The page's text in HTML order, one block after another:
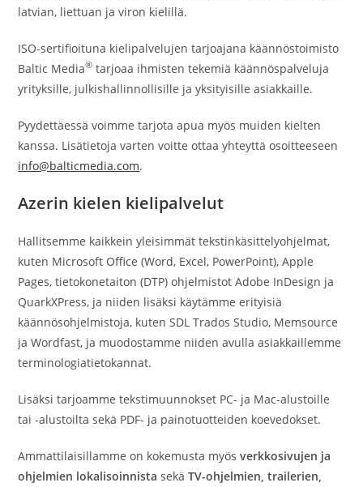
latvian, liettuan ja viron kielillä.
ISO-sertifioituna kielipalvelujen tarjoajana käännöstoimisto
Baltic Media® tarjoaa ihmisten tekemiä käännöspalveluja
yrityksille, julkishallinnollisille ja yksityisille asiakkaille.
Pyydettäessä voimme tarjota apua myös muiden kielten
kanssa. Lisätietoja varten voitte ottaa yhteyttä osoitteeseen
info@balticmedia.com.
Azerin kielen kielipalvelut
Hallitsemme kaikkein yleisimmät tekstinkäsittelyohjelmat,
kuten Microsoft Office (Word, Excel, PowerPoint), Apple
Pages, tietokonetaiton (DTP) ohjelmistot Adobe InDesign ja
QuarkXPress, ja niiden lisäksi käytämme erityisiä
käännösohjelmistoja, kuten SDL Trados Studio, Memsource
ja Wordfast, ja muodostamme niiden avulla asiakkaillemme
terminologiatietokannat.
Lisäksi tarjoamme tekstimuunnokset PC- ja Mac-alustoille
tai -alustoilta sekä PDF- ja painotuotteiden koevedokset.
Ammattilaisillamme on kokemusta myösverkkosivujen ja
ohjelmien lokalisoinnista sekäTV-ohjelmien, trailerien,